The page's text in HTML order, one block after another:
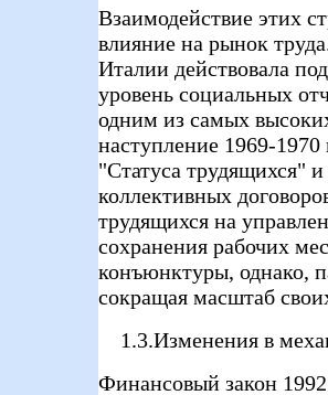
Взаимодействие этих
влияние на рынок
Италии действовала
уровень социальных
одним из самых
наступление 1969-
"Статуса трудящихся"
коллективных
трудящихся на
сохранения рабочих
конъюнктуры, однако,
сокращая масштаб
1.3.Изменения в
Финансовый закон 1992